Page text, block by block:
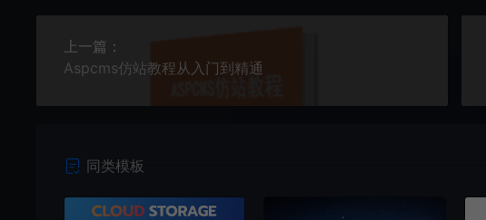
上一篇：
Aspcms仿站教程从入门到精通
同类模板